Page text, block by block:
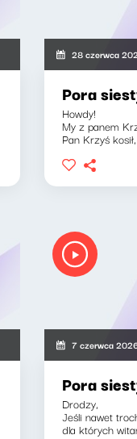
28 czerwca
Pora
Howdy!
My z panem
Pan Krzyś
7 czerwca
Pora
Drodzy,
Jeśli nawet
dla których